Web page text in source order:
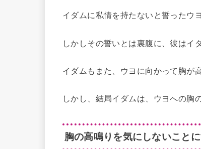
イダムに私情を持たないと誓ったウヨ
しかしその誓いとは裏腹に、彼はイ
イダムもまた、ウヨに向かって胸が
しかし、結局イダムは、ウヨへの胸
胸の高鳴りを気にしないこと